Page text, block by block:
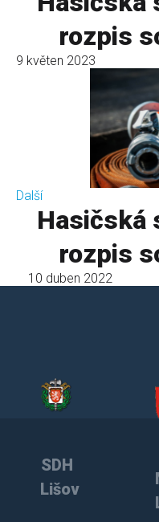
rozpis
9 květen 2023
Další
Hasičská
rozpis
10 duben 2022
SDH
Lišov